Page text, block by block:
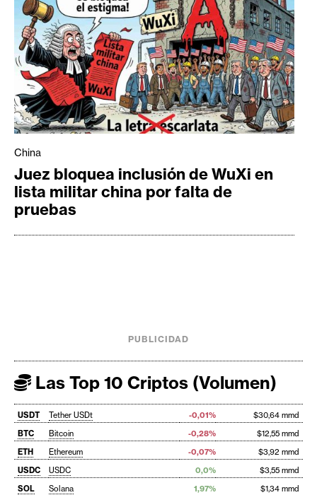
China
Juez bloquea inclusión de WuXi en
lista militar china por falta de
pruebas
PUBLICIDAD
Las Top 10 Criptos (Volumen)
USDT Tether USDt -0,01%
$30,64 mmd
BTC
Bitcoin -0,28%
$12,55 mmd
ETH
Ethereum -0,07%
$3,92 mmd
USDC
USDC 0,0%
$3,55 mmd
SOL
Solana 1,97% $1,34 mmd